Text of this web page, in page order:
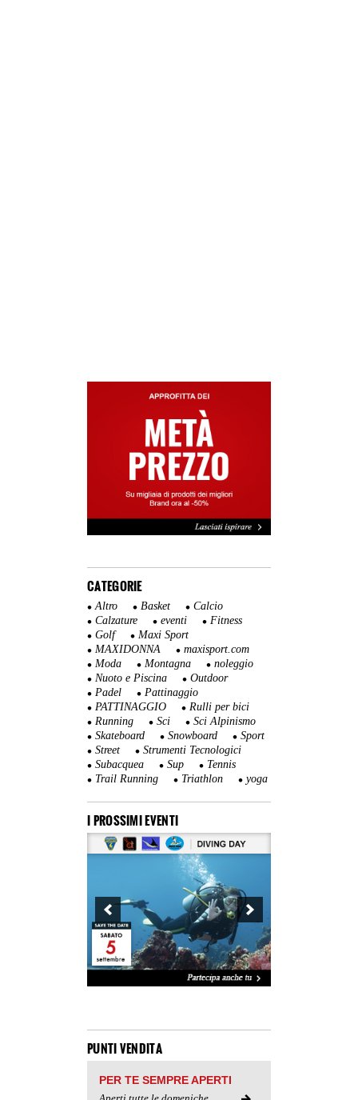
CATEGORIE
Altro Basket
Calcio
Calzature
eventi
Fitness
Golf
Maxi Sport
MAXIDONNA
maxisport.com
Moda
Montagna
noleggio
Nuoto e Piscina
Outdoor
Padel
Pattinaggio
PATTINAGGIO
Rulli per bici
Running
Sci
Sci Alpinismo
Skateboard
Snowboard
Sport
Street
Strumenti Tecnologici
Subacquea
Sup
Tennis
Trail Running
Triathlon yoga
I PROSSIMI EVENTI
PUNTI VENDITA
PER TE SEMPRE APERTI
Aperti tutte le domeniche